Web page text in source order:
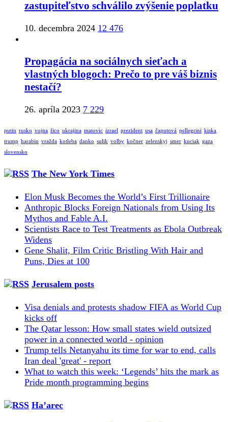
zastupiteľstvo schválilo zvýšenie poplatku
10. decembra 2024 12 476
Propagácia na sociálnych sieťach a
vlastných blogoch: Prečo to pre váš biznis
nestačí?
26. apríla 2023 7 229
putin rusko vojna fico ukrajina matovic izrael prezident usa čaputová pellegrini kiska
trump harabin vražda kotleba danko sulik volby kočner zelenskyj smer kuciak gaza
slovensko
The New York Times
Elon Musk Becomes the World’s First Trillionaire
Anthropic Blocks Foreign Nationals from Using Its
Mythos and Fable A.I.
Scientists Race to Test Treatments as Ebola Outbreak
Widens
Gene Shalit, Film Critic Bristling With Hair and
Puns, Dies at 100
Jerusalem posts
Visa denials and protests shadow FIFA as World Cup
kicks off
The Qatar lesson: How small states wield outsized
power in a connected world - opinion
Trump tells Netanyahu its time for war to end, calls
Iran deal 'great' - report
What to watch this week: ‘Legends’ hits the mark as
Pride month programming begins
Ha’arec